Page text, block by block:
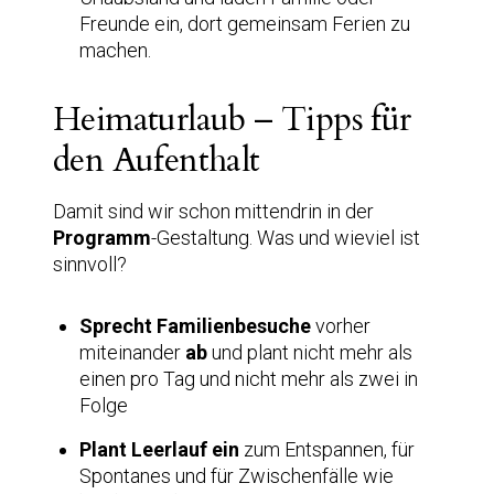
Freunde ein, dort gemeinsam Ferien zu
machen.
Heimaturlaub – Tipps für
den Aufenthalt
Damit sind wir schon mittendrin in der
Programm-Gestaltung. Was und wieviel ist
sinnvoll?
Sprecht Familienbesuchevorher
miteinander abund plant nicht mehr als
einen pro Tag und nicht mehr als zwei in
Folge
Plant Leerlauf ein zum Entspannen, für
Spontanes und für Zwischenfälle wie